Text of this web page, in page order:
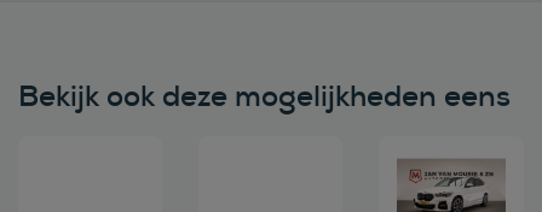
Bekijk ook deze mogelijkheden eens
Bekijk deze